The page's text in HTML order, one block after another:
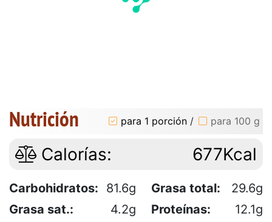
Nutrición para 1 porción / para 100 g
Calorías: 677Kcal
Carbohidratos: 81.6g Grasa total:
29.6g
Grasa sat.:
4.2g Proteínas:
12.1g